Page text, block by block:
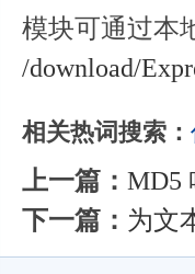
模块可通过本
/download/
相关热词搜索：
上一篇： MD5
下一篇： 为文